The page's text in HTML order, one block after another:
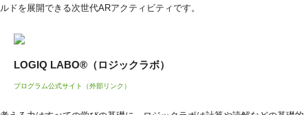
ルドを展開できる次世代ARアクティビティです。
LOGIQ LABO®（ロジックラボ）
プログラム公式サイト（外部リンク）